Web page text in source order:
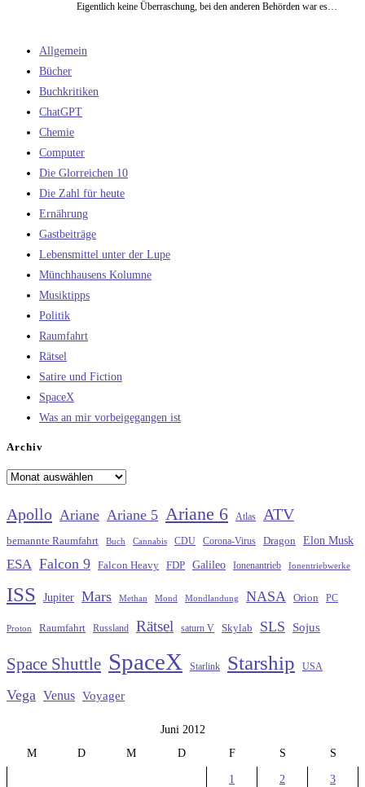
Eigentlich keine Überraschung, bei den anderen Behörden war es…
Allgemein
Bücher
Buchkritiken
ChatGPT
Chemie
Computer
Die Glorreichen 10
Die Zahl für heute
Ernährung
Gastbeiträge
Lebensmittel unter der Lupe
Münchhausens Kolumne
Musiktipps
Politik
Raumfahrt
Rätsel
Satire und Fiction
SpaceX
Was an mir vorbeigegangen ist
Archiv
Archiv
Apollo Ariane Ariane 5 Ariane 6 Atlas ATV
bemannte Raumfahrt Buch Cannabis CDU Corona-Virus Dragon Elon Musk
ESA Falcon 9 Falcon Heavy FDP Galileo Ionenantrieb Ionentriebwerke
ISS Jupiter Mars Methan Mond Mondlandung NASA Orion PC
Proton Raumfahrt Russland Rätsel saturn V Skylab SLS Sojus
Space Shuttle SpaceX Starlink Starship USA
Vega Venus Voyager
Juni 2012
M
D M D F S S
1 2 3